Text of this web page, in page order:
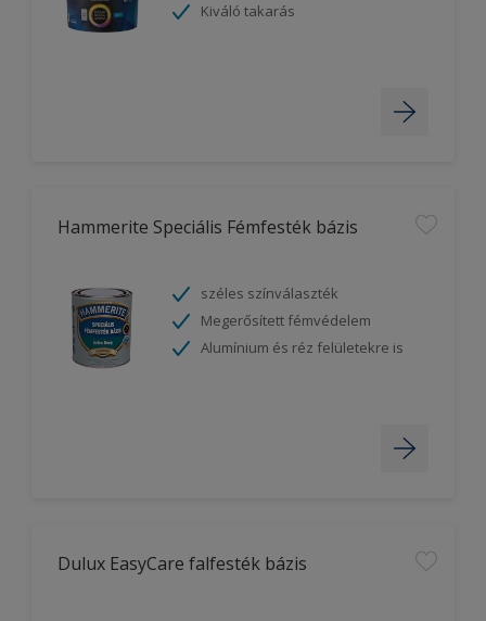
Kiváló takarás
Hammerite Speciális Fémfesték bázis
széles színválaszték
Megerősített fémvédelem
Alumínium és réz felületekre is
Dulux EasyCare falfesték bázis